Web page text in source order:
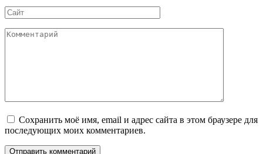
Сайт
Комментарий
Сохранить моё имя, email и адрес сайта в этом браузере для
последующих моих комментариев.